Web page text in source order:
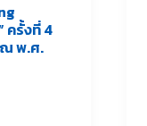
ครั้งที่ 4
ณ พ.ศ.